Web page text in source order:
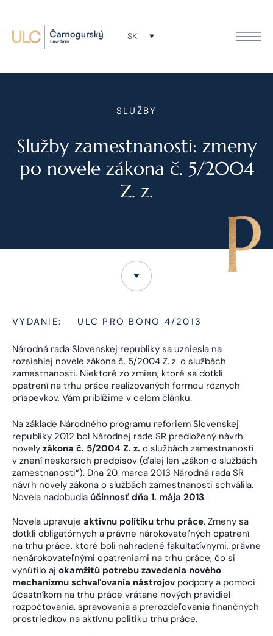
SK
SLUŽBY
Služby zamestnanosti: zmeny
po novele zákona č. 5/2004
Z. z.
VYDANIE: ULC PRO BONO 4/2013
Národná rada Slovenskej republiky sa uzniesla na
rozsiahlej novele zákona č. 5/2004 Z. z. o službách
zamestnanosti. Niektoré zo zmien, ktoré sa dotkli
opatrení na trhu práce realizovaných formou rôznych
príspevkov, Vám priblížime v celom článku.
Na základe Národného programu reforiem Slovenskej
republiky 2012 bol Národnej rade SR predložený návrh
novely zákona č. 5/2004 Z. z. o službách zamestnanosti
v znení neskorších predpisov (ďalej len „zákon o službách
zamestnanosti“). Dňa 20. marca 2013 Národná rada SR
návrh novely zákona o službách zamestnanosti schválila.
Novela nadobudla účinnosť dňa 1. mája 2013.
Novela upravuje aktívnu politiku trhu práce. Zmeny sa
dotkli obligatórnych a právne nárokovateľných opatrení
na trhu práce, ktoré boli nahradené fakultatívnymi, právne
nenárokovateľnými opatreniami na trhu práce, čo si
vynútilo aj okamžitú potrebu zavedenia nového
mechanizmu schvaľovania nástrojov podpory a pomoci
účastníkom na trhu práce vrátane nových pravidiel
rozpočtovania, spravovania a prerozdeľovania finančných
prostriedkov na aktívnu politiku trhu práce.